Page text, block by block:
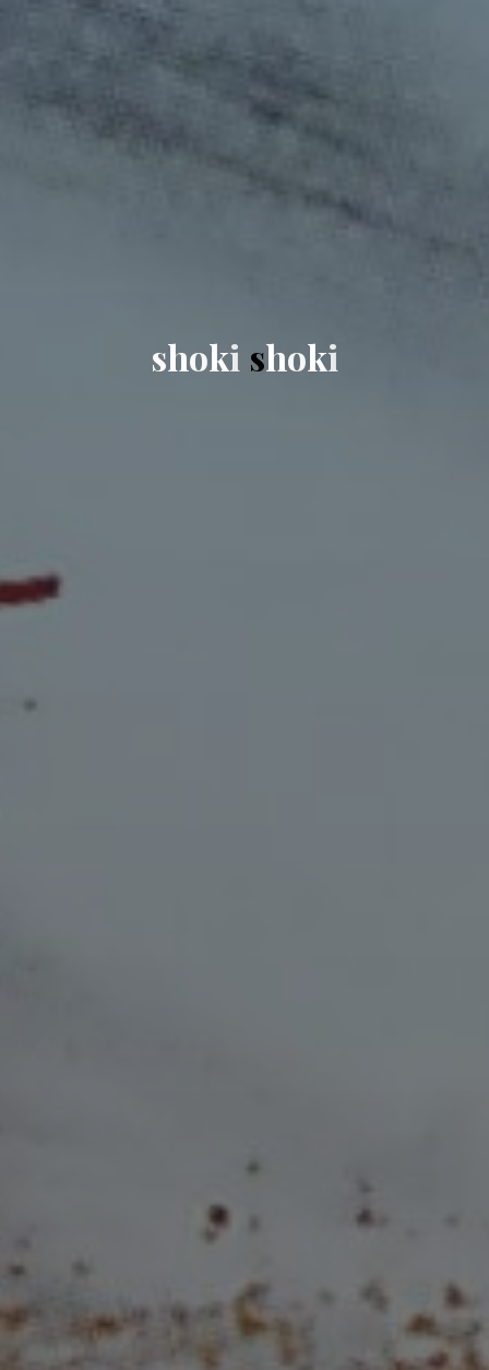
shoki shoki